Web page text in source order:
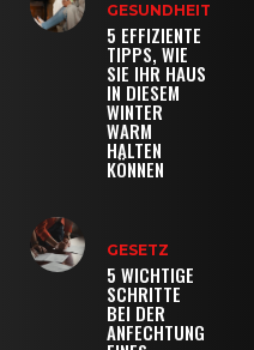
GESUNDHEIT
5 EFFIZIENTE
TIPPS, WIE
SIE IHR HAUS
IN DIESEM
WINTER
WARM
HALTEN
KÖNNEN
GESETZ
5 WICHTIGE
SCHRITTE
BEI DER
ANFECHTUNG